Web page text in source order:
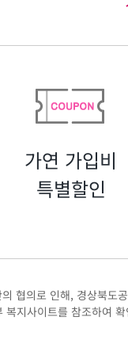
가연 가입비
특별할인
의 협의로 인해, 경상북도
복지사이트를 참조하여